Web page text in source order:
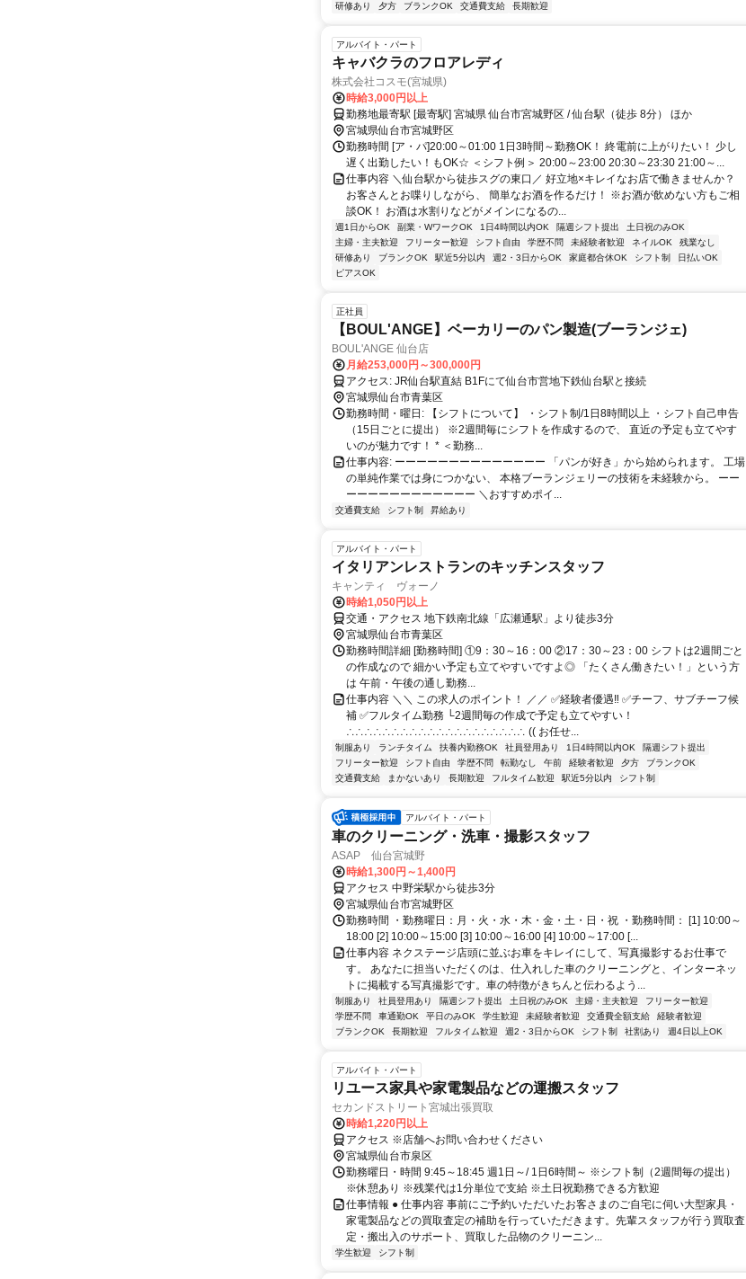
研修あり
夕方 ブランクOK 交通費支給 長期歓迎
アルバイト・パート
キャバクラのフロアレディ
株式会社コスモ(宮城県)
時給3,000円以上
勤務地最寄駅 [最寄駅] 宮城県 仙台市宮城野区 / 仙台駅（徒歩 8分） ほか
宮城県仙台市宮城野区
勤務時間 [ア・パ]20:00～01:00 1日3時間～勤務OK！ 終電前に上がりたい！ 少し
遅く出勤したい！もOK☆ ＜シフト例＞ 20:00～23:00 20:30～23:30 21:00～...
仕事内容 ＼仙台駅から徒歩スグの東口／ 好立地×キレイなお店で働きませんか？
お客さんとお喋りしながら、 簡単なお酒を作るだけ！ ※お酒が飲めない方もご相
談OK！ お酒は水割りなどがメインになるの...
週1日からOK 副業・WワークOK 1日4時間以内OK 隔週シフト提出
土日祝のみOK
主婦・主夫歓迎
フリーター歓迎 シフト自由 学歴不問 未経験者歓迎 ネイルOK
残業なし
研修あり
ブランクOK 駅近5分以内 週2・3日からOK 家庭都合休OK シフト制
日払いOK
ピアスOK
正社員
【BOUL'ANGE】ベーカリーのパン製造(ブーランジェ)
BOUL'ANGE 仙台店
月給253,000円～300,000円
アクセス: JR仙台駅直結 B1Fにて仙台市営地下鉄仙台駅と接続
宮城県仙台市青葉区
勤務時間・曜日: 【シフトについて】 ・シフト制/1日8時間以上 ・シフト自己申告
（15日ごとに提出） ※2週間毎にシフトを作成するので、 直近の予定も立てやす
いのが魅力です！ * ＜勤務...
仕事内容: ーーーーーーーーーーーーーー 「パンが好き」から始められます。 工場
の単純作業では身につかない、 本格ブーランジェリーの技術を未経験から。 ーー
ーーーーーーーーーーーー ＼おすすめポイ...
交通費支給 シフト制 昇給あり
アルバイト・パート
イタリアンレストランのキッチンスタッフ
キャンティ ヴォーノ
時給1,050円以上
交通・アクセス 地下鉄南北線「広瀬通駅」より徒歩3分
宮城県仙台市青葉区
勤務時間詳細 [勤務時間] ①9：30～16：00 ②17：30～23：00 シフトは2週間ごと
の作成なので 細かい予定も立てやすいですよ◎ 「たくさん働きたい！」という方
は 午前・午後の通し勤務...
仕事内容 ＼＼ この求人のポイント！ ／／ ✅経験者優遇‼ ✅チーフ、サブチーフ候
補 ✅フルタイム勤務 └2週間毎の作成で予定も立てやすい！
∴∴∴∴∴∴∴∴∴∴∴∴∴∴∴∴∴∴∴∴ (( お任せ...
制服あり ランチタイム 扶養内勤務OK 社員登用あり 1日4時間以内OK
隔週シフト提出
フリーター歓迎
シフト自由 学歴不問 転勤なし 午前 経験者歓迎 夕方
ブランクOK
交通費支給
まかないあり 長期歓迎 フルタイム歓迎 駅近5分以内 シフト制
アルバイト・パート
車のクリーニング・洗車・撮影スタッフ
ASAP 仙台宮城野
時給1,300円～1,400円
アクセス 中野栄駅から徒歩3分
宮城県仙台市宮城野区
勤務時間 ・勤務曜日：月・火・水・木・金・土・日・祝 ・勤務時間： [1] 10:00～
18:00 [2] 10:00～15:00 [3] 10:00～16:00 [4] 10:00～17:00 [...
仕事内容 ネクステージ店頭に並ぶお車をキレイにして、写真撮影するお仕事で
す。 あなたに担当いただくのは、仕入れした車のクリーニングと、インターネッ
トに掲載する写真撮影です。車の特徴がきちんと伝わるよう...
制服あり 社員登用あり 隔週シフト提出 土日祝のみOK 主婦・主夫歓迎
フリーター歓迎
学歴不問
車通勤OK 平日のみOK 学生歓迎 未経験者歓迎 交通費全額支給
経験者歓迎
ブランクOK
長期歓迎 フルタイム歓迎 週2・3日からOK シフト制 社割あり 週4日以上OK
アルバイト・パート
リユース家具や家電製品などの運搬スタッフ
セカンドストリート宮城出張買取
時給1,220円以上
アクセス ※店舗へお問い合わせください
宮城県仙台市泉区
勤務曜日・時間 9:45～18:45 週1日～/ 1日6時間～ ※シフト制（2週間毎の提出）
※休憩あり ※残業代は1分単位で支給 ※土日祝勤務できる方歓迎
仕事情報 ● 仕事内容 事前にご予約いただいたお客さまのご自宅に伺い大型家具・
家電製品などの買取査定の補助を行っていただきます。先輩スタッフが行う買取査
定・搬出入のサポート、買取した品物のクリーニン...
学生歓迎 シフト制